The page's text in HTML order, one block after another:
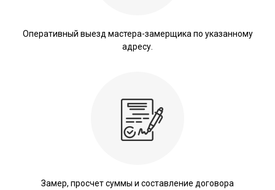
Оперативный выезд мастера-замерщика по указанному
адресу.
Замер, просчет суммы и составление договора